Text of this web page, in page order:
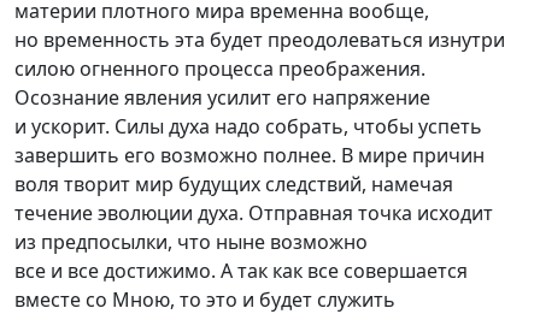
материи плотного мира временна вообще,
но временность эта будет преодолеваться изнутри
силою огненного процесса преображения.
Осознание явления усилит его напряжение
и ускорит. Силы духа надо собрать, чтобы успеть
завершить его возможно полнее. В мире причин
воля творит мир будущих следствий, намечая
течение эволюции духа. Отправная точка исходит
из предпосылки, что ныне возможно
все и все достижимо. А так как все совершается
вместе со Мною, то это и будет служить